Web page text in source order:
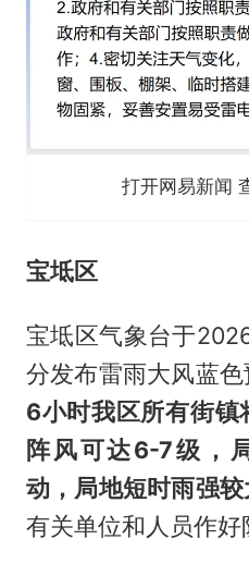
打开网易新闻
宝坻区
宝坻区气象台于
分发布雷雨大风蓝
6小时我区所有街镇
阵风可达6-7级，
动，局地短时雨强
有关单位和人员作好